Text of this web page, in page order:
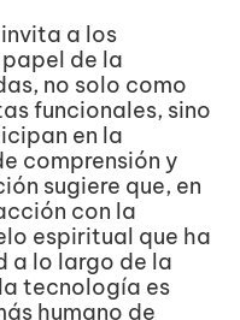
a los
de la
no solo como
funcionales, sino
en la
comprensión y
sugiere que, en
con la
espiritual que ha
a lo largo de la
tecnología es
humano de